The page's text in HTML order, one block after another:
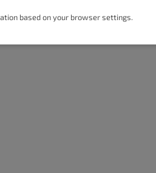
based on your browser settings.